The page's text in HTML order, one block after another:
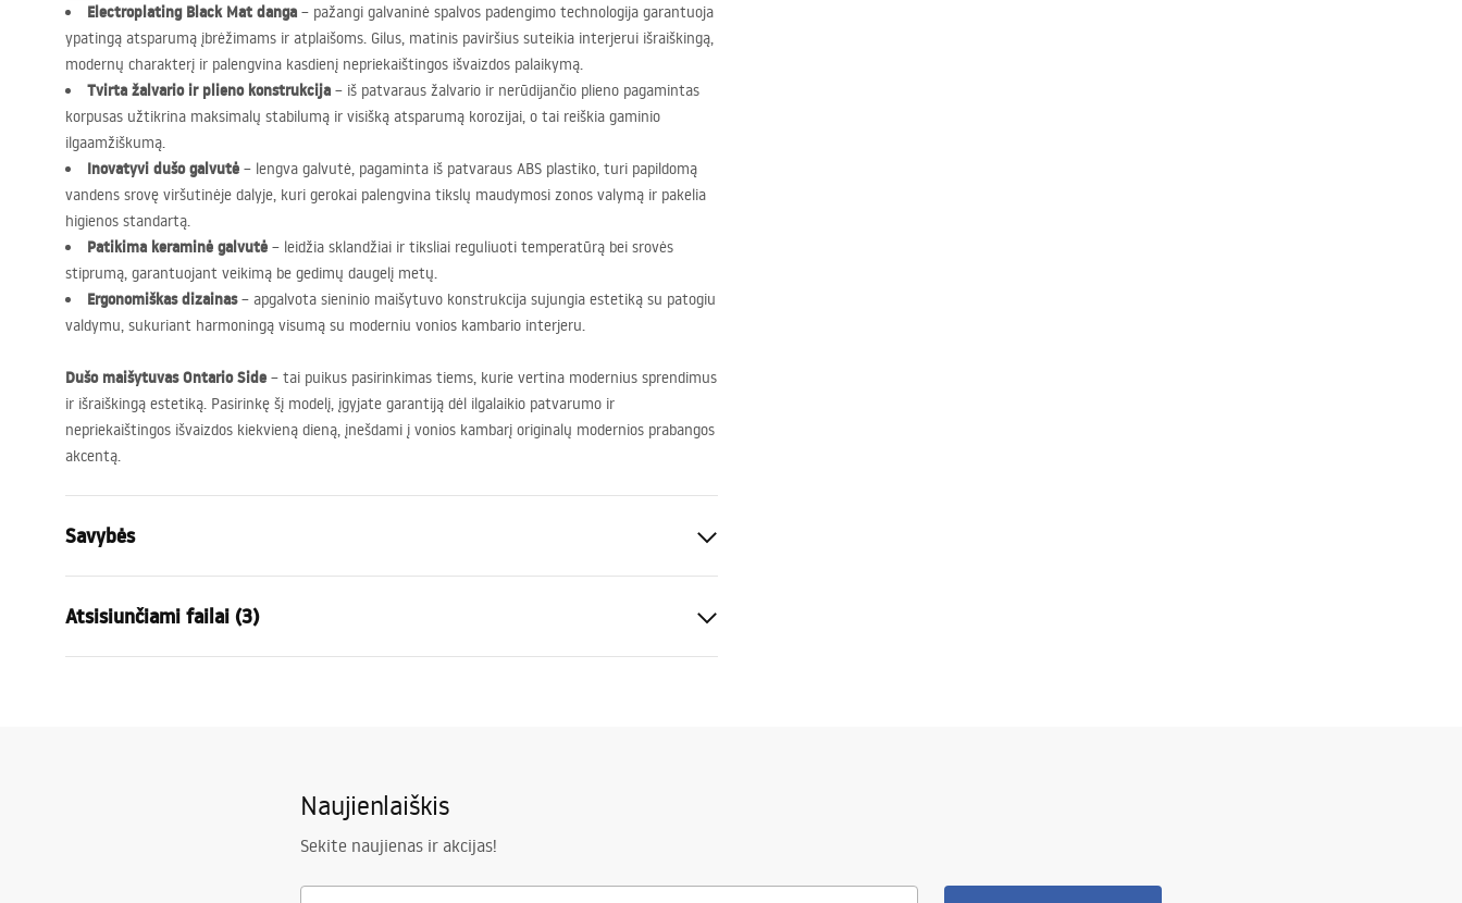
Electroplating Black Mat danga – pažangi galvaninė spalvos padengimo technologija garantuoja
ypatingą atsparumą įbrėžimams ir atplaišoms. Gilus, matinis paviršius suteikia interjerui išraiškingą,
modernų charakterį ir palengvina kasdienį nepriekaištingos išvaizdos palaikymą.
Tvirta žalvario ir plieno konstrukcija – iš patvaraus žalvario ir nerūdijančio plieno pagamintas
korpusas užtikrina maksimalų stabilumą ir visišką atsparumą korozijai, o tai reiškia gaminio
ilgaamžiškumą.
Inovatyvi dušo galvutė – lengva galvutė, pagaminta iš patvaraus ABS plastiko, turi papildomą
vandens srovę viršutinėje dalyje, kuri gerokai palengvina tikslų maudymosi zonos valymą ir pakelia
higienos standartą.
Patikima keraminė galvutė – leidžia sklandžiai ir tiksliai reguliuoti temperatūrą bei srovės
stiprumą, garantuojant veikimą be gedimų daugelį metų.
Ergonomiškas dizainas– apgalvota sieninio maišytuvo konstrukcija sujungia estetiką su patogiu
valdymu, sukuriant harmoningą visumą su moderniu vonios kambario interjeru.
Dušo maišytuvas Ontario Side – tai puikus pasirinkimas tiems, kurie vertina modernius sprendimus
ir išraiškingą estetiką. Pasirinkę šį modelį, įgyjate garantiją dėl ilgalaikio patvarumo ir
nepriekaištingos išvaizdos kiekvieną dieną, įnešdami į vonios kambarį originalų modernios prabangos
akcentą.
Savybės
Montavimo būdas
Spalva
Juoda
1/2 colio
5 lat
Atsisiunčiami failai (3)
Naujienlaiškis
Sekite naujienas ir akcijas!